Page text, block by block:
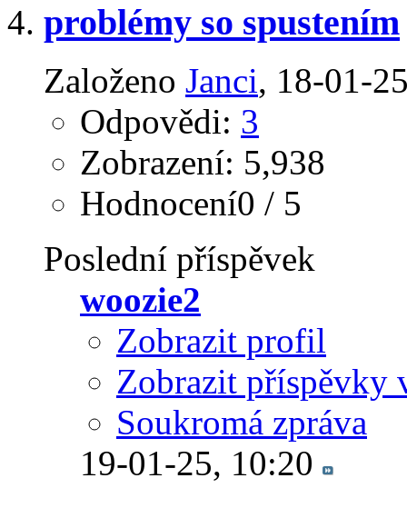
problémy so spustením
Založeno Janci‎, 18-01-
Odpovědi: 3
Zobrazení: 5,938
Hodnocení0 / 5
Poslední příspěvek
woozie2
Zobrazit profil
Zobrazit příspěvky
Soukromá zpráva
19-01-25, 10:20